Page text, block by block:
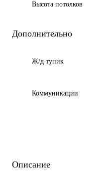
Высота потолков
Дополнительно
Ж/д тупик
Коммуникации
Описание